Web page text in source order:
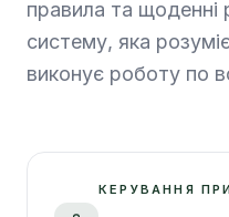
правила та щоденні
систему, яка
виконує роботу по
КЕРУВАННЯ